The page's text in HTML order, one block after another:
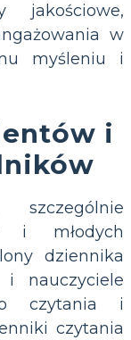
jakościowe,
w
myśleniu i
i
i młodych
dziennika
nauczyciele
czytania i
czytania